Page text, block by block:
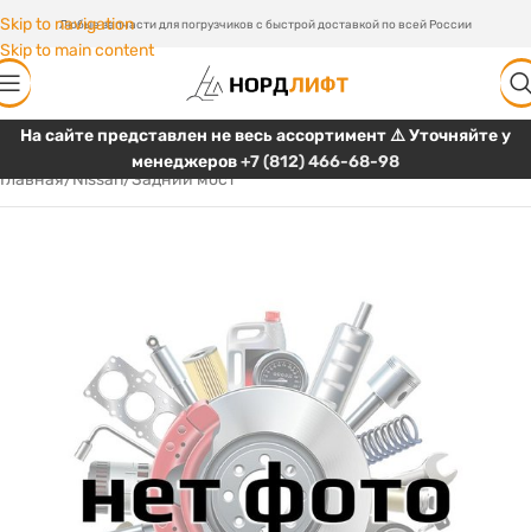
Skip to navigation
Skip to main content
Любые запчасти для погрузчиков с быстрой доставкой по всей России
На сайте представлен не весь ассортимент ⚠️ Уточняйте у
менеджеров+7 (812) 466-68-98
Главная/Nissan/Задний мост